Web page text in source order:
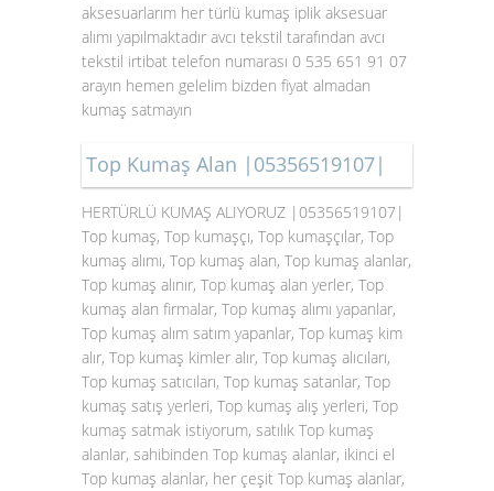
aksesuarlarım her türlü kumaş iplik aksesuar
alımı yapılmaktadır avcı tekstil tarafından avcı
tekstil irtibat telefon numarası 0 535 651 91 07
arayın hemen gelelim bizden fiyat almadan
kumaş satmayın
Top Kumaş Alan |05356519107|
HERTÜRLÜ KUMAŞ ALIYORUZ |05356519107|
Top kumaş, Top kumaşçı, Top kumaşçılar, Top
kumaş alımı, Top kumaş alan, Top kumaş alanlar,
Top kumaş alınır, Top kumaş alan yerler, Top
kumaş alan firmalar, Top kumaş alımı yapanlar,
Top kumaş alım satım yapanlar, Top kumaş kim
alır, Top kumaş kimler alır, Top kumaş alıcıları,
Top kumaş satıcıları, Top kumaş satanlar, Top
kumaş satış yerleri, Top kumaş alış yerleri, Top
kumaş satmak istiyorum, satılık Top kumaş
alanlar, sahibinden Top kumaş alanlar, ikinci el
Top kumaş alanlar, her çeşit Top kumaş alanlar,